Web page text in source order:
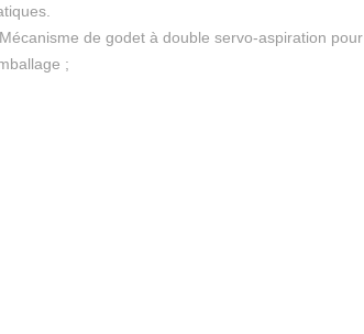
de godet à double servo-aspiration pour
;